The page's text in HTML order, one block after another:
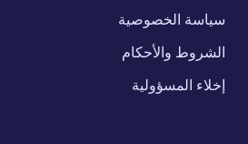
سياسة الخصوصية
الشروط والأحكام
إخلاء المسؤولية